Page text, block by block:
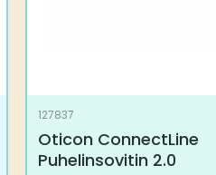
127837
Oticon ConnectLine
Puhelinsovitin 2.0